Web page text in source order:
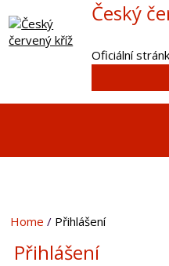
Český
Oficiální
Home Přihlášení
Přihlášení